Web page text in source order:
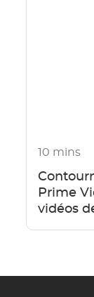
10 mins
Prime
vidéos